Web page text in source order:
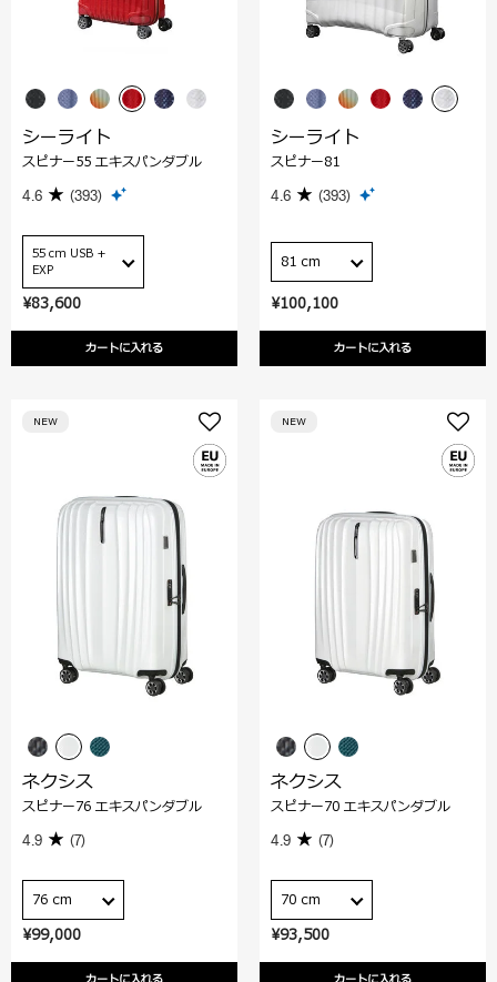
¥83,600
カートに入れる
シーライト
スピナー55 エキスパンダブル
4.6 (393)
55 cm USB +
EXP
¥100,100
カートに入れる
シーライト
スピナー81
4.6 (393)
81 cm
¥99,000
NEW
ネクシス
スピナー76 エキスパンダブル
4.9 (7)
76 cm
¥93,500
NEW
ネクシス
スピナー70 エキスパンダブル
4.9 (7)
70 cm